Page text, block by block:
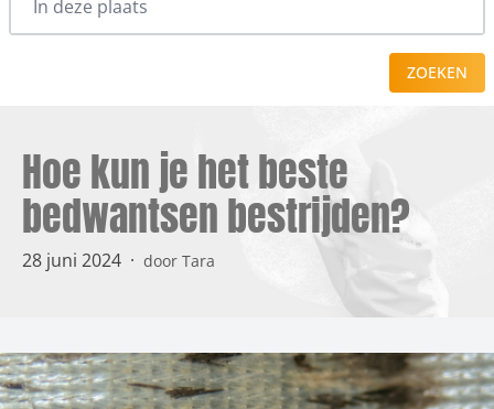
ZOEKEN
Hoe kun je het beste
bedwantsen bestrijden?
28 juni 2024 · door Tara